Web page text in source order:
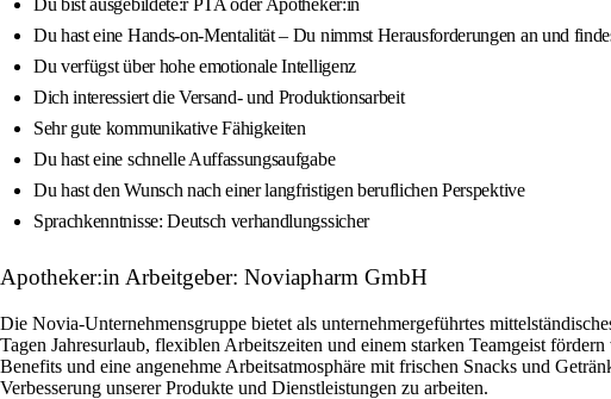
Du bist ausgebildete:r PTA oder Apotheker:in
Du hast eine Hands-on-Mentalität – Du nimmst Herausforderungen an und
Du verfügst über hohe emotionale Intelligenz
Dich interessiert die Versand- und Produktionsarbeit
Sehr gute kommunikative Fähigkeiten
Du hast eine schnelle Auffassungsaufgabe
Du hast den Wunsch nach einer langfristigen beruflichen Perspektive
Sprachkenntnisse: Deutsch verhandlungssicher
Apotheker:in Arbeitgeber: Noviapharm GmbH
Die Novia-Unternehmensgruppe bietet als unternehmergeführtes
Tagen Jahresurlaub, flexiblen Arbeitszeiten und einem starken Teamgeist
Benefits und eine angenehme Arbeitsatmosphäre mit frischen Snacks und
Verbesserung unserer Produkte und Dienstleistungen zu arbeiten.